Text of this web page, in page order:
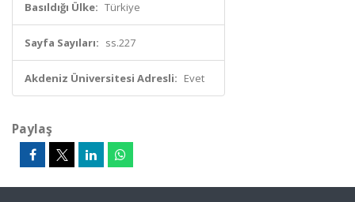
Basıldığı Ülke: Türkiye
Sayfa Sayıları: ss.227
Akdeniz Üniversitesi Adresli: Evet
Paylaş